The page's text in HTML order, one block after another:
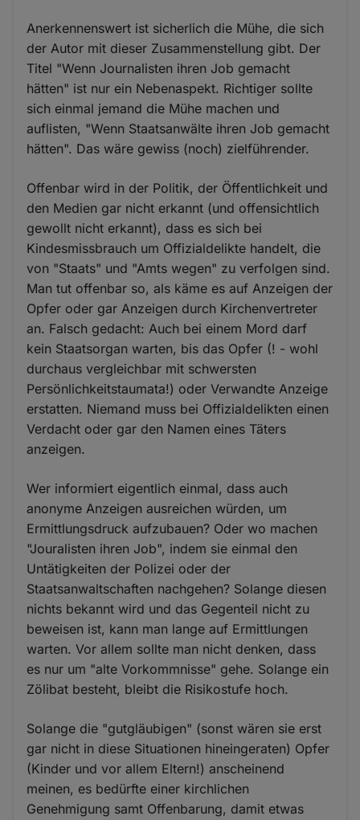
Anerkennenswert ist sicherlich die Mühe, die sich
der Autor mit dieser Zusammenstellung gibt. Der
Titel "Wenn Journalisten ihren Job gemacht
hätten" ist nur ein Nebenaspekt. Richtiger sollte
sich einmal jemand die Mühe machen und
auflisten, "Wenn Staatsanwälte ihren Job gemacht
hätten". Das wäre gewiss (noch) zielführender.
Offenbar wird in der Politik, der Öffentlichkeit und
den Medien gar nicht erkannt (und offensichtlich
gewollt nicht erkannt), dass es sich bei
Kindesmissbrauch um Offizialdelikte handelt, die
von "Staats" und "Amts wegen" zu verfolgen sind.
Man tut offenbar so, als käme es auf Anzeigen der
Opfer oder gar Anzeigen durch Kirchenvertreter
an. Falsch gedacht: Auch bei einem Mord darf
kein Staatsorgan warten, bis das Opfer (! - wohl
durchaus vergleichbar mit schwersten
Persönlichkeitstaumata!) oder Verwandte Anzeige
erstatten. Niemand muss bei Offizialdelikten einen
Verdacht oder gar den Namen eines Täters
anzeigen.
Wer informiert eigentlich einmal, dass auch
anonyme Anzeigen ausreichen würden, um
Ermittlungsdruck aufzubauen? Oder wo machen
"Jouralisten ihren Job", indem sie einmal den
Untätigkeiten der Polizei oder der
Staatsanwaltschaften nachgehen? Solange diesen
nichts bekannt wird und das Gegenteil nicht zu
beweisen ist, kann man lange auf Ermittlungen
warten. Vor allem sollte man nicht denken, dass
es nur um "alte Vorkommnisse" gehe. Solange ein
Zölibat besteht, bleibt die Risikostufe hoch.
Solange die "gutgläubigen" (sonst wären sie erst
gar nicht in diese Situationen hineingeraten) Opfer
(Kinder und vor allem Eltern!) anscheinend
meinen, es bedürfte einer kirchlichen
Genehmigung samt Offenbarung, damit etwas